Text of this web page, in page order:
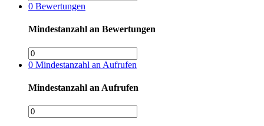
0 Bewertungen
Mindestanzahl an Bewertungen
0 Mindestanzahl an Aufrufen
Mindestanzahl an Aufrufen